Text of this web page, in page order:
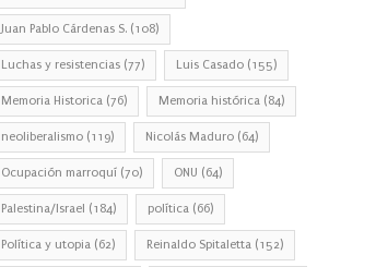
Juan Pablo Cárdenas S. (108)
Luchas y resistencias (77) Luis Casado (155)
Memoria Historica (76) Memoria histórica (84)
neoliberalismo (119) Nicolás Maduro (64)
Ocupación marroquí (70) ONU (64)
Palestina/Israel (184) política (66)
Política y utopia (62) Reinaldo Spitaletta (152)